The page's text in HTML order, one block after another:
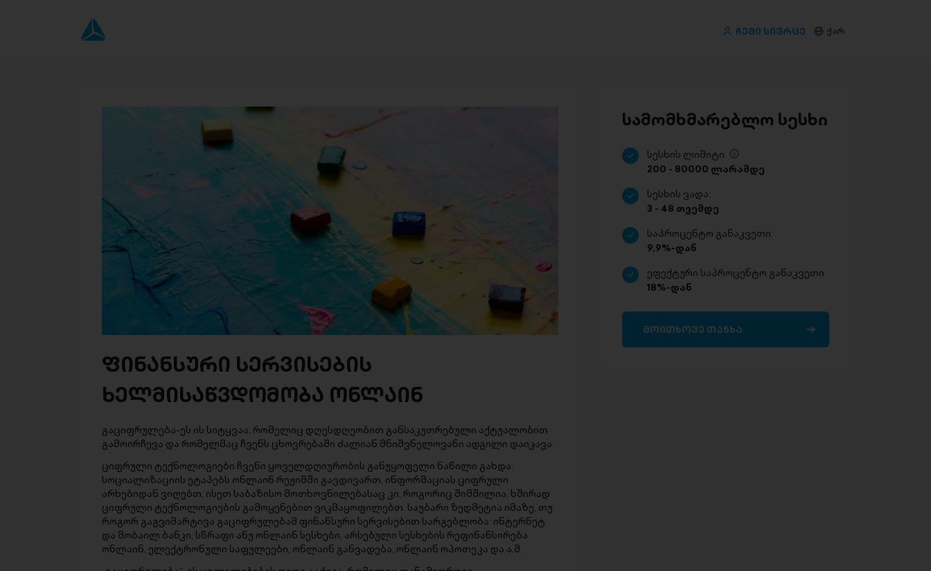
ჩემი სივრცე ქარ
ფინანსური სერვისების
ხელმისაწვდომობა ონლაინ
გაციფრულება-ეს ის სიტყვაა, რომელიც დღესდღეობით განსაკუთრებული აქტუალობით
გამოირჩევა და რომელმაც ჩვენს ცხოვრებაში ძალიან მნიშვნელოვანი ადგილი დაიკავა.
ციფრული ტექნოლოგიები ჩვენი ყოველდღიურობის განუყოფელი ნაწილი გახდა:
სოციალიზაციის ეტაპებს ონლაინ რეჟიმში გავდივართ, ინფორმაციას ციფრული
არხებიდან ვიღებთ, ისეთ საბაზისო მოთხოვნილებასაც კი, როგორიც შიმშილია, ხშირად
ციფრული ტექნოლოგიების გამოყენებით ვიკმაყოფილებთ. საუბარი ზედმეტია იმაზე, თუ
როგორ გაგვიმარტივა გაციფრულებამ ფინანსური სერვისებით სარგებლობა: ინტერნეტ
და მობაილ ბანკი, სწრაფი ანუ ონლაინ სესხები, არსებული სესხების რეფინანსირება
ონლაინ, ელექტრონული საფულეები, ონლაინ განვადება, ონლაინ ოპოთეკა და ა.შ.
სამომხმარებლო სესხი
სესხის ლიმიტი:
200 - 80000 ლარამდე
სესხის ვადა:
3 - 48 თვემდე
საპროცენტო განაკვეთი:
9,9%-დან
ეფექტური საპროცენტო განაკვეთი:
18%-დან
მოითხოვე თანხა